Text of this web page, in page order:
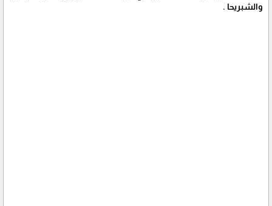
والشبريحا .